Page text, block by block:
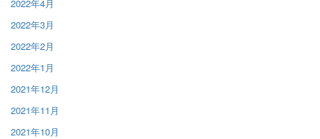
2022年4月
2022年3月
2022年2月
2022年1月
2021年12月
2021年11月
2021年10月